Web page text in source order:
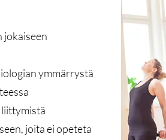
jokaiseen
ymmärrystä
joita ei opeteta